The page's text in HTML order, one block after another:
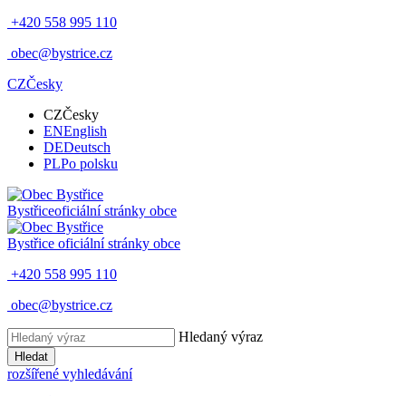
+420 558 995 110
obec@bystrice.cz
CZČesky
CZČesky
ENEnglish
DEDeutsch
PLPo polsku
Bystřiceoficiální stránky obce
Bystřice oficiální stránky obce
+420 558 995 110
obec@bystrice.cz
Hledaný výraz
Hledat
rozšířené vyhledávání